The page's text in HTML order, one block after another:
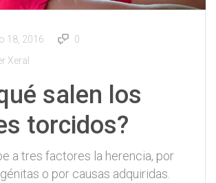
18, 2016
0
Xeral
salen los
torcidos?
a tres factores la herencia, por
o por causas adquiridas.